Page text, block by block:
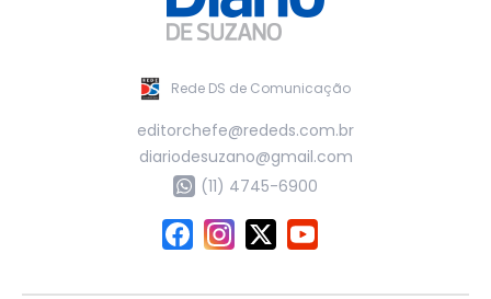
Rede DS de Comunicação
editorchefe@rededs.com.br
diariodesuzano@gmail.com
(11) 4745-6900